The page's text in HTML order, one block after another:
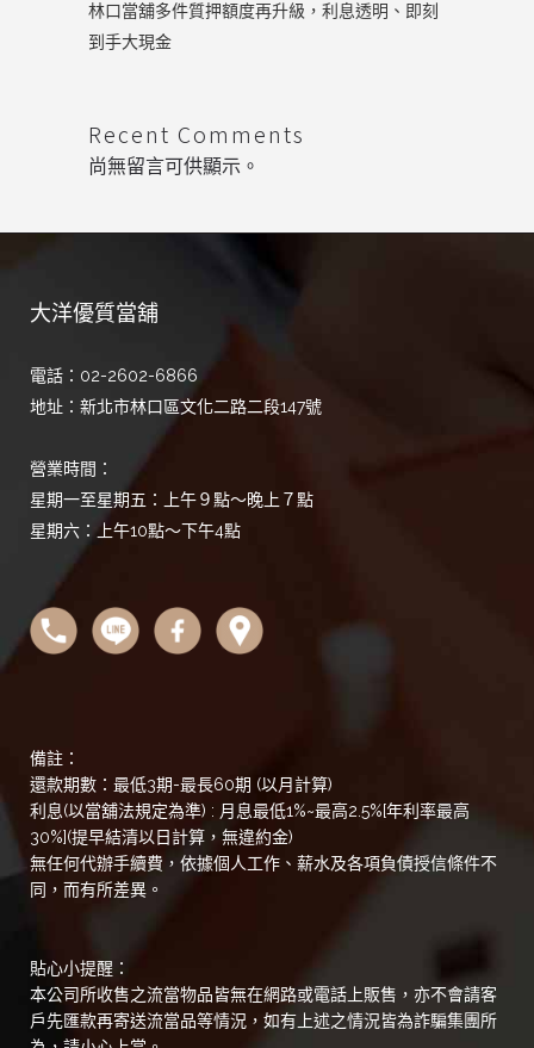
林口當舖多件質押額度再升級，利息透明、即刻
到手大現金
Recent Comments
尚無留言可供顯示。
大洋優質當舖
電話：02-2602-6866
地址：新北市林口區文化二路二段147號
營業時間：
星期一至星期五：上午９點～晚上７點
星期六：上午10點～下午4點
備註：
還款期數：最低3期-最長60期 (以月計算)
利息(以當舖法規定為準) : 月息最低1%~最高2.5%[年利率最高
30%](提早結清以日計算，無違約金)
無任何代辦手續費，依據個人工作、薪水及各項負債授信條件不
同，而有所差異。
貼心小提醒：
本公司所收售之流當物品皆無在網路或電話上販售，亦不會請客
戶先匯款再寄送流當品等情況，如有上述之情況皆為詐騙集團所